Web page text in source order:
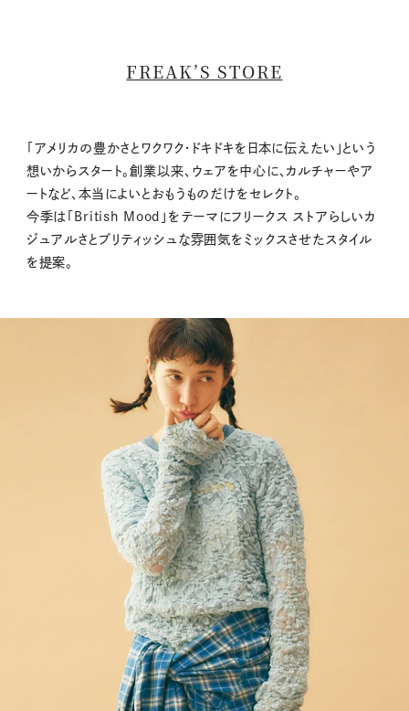
FREAK’S STORE
「アメリカの豊かさとワクワク・ドキドキを日本に伝えたい」という
想いからスタート。創業以来、ウェアを中心に、カルチャーやア
ートなど、本当によいとおもうものだけをセレクト。
今季は「British Mood」をテーマにフリークス ストアらしいカ
ジュアルさとブリティッシュな雰囲気をミックスさせたスタイル
を提案。